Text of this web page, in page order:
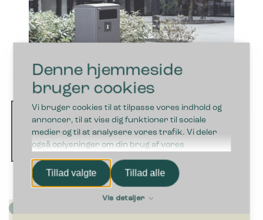
Denne hjemmeside
bruger cookies
Vi bruger cookies til at tilpasse vores indhold og
annoncer, til at vise dig funktioner til sociale
medier og til at analysere vores trafik. Vi deler
også oplysninger om din brug af vores
hjemmeside med vores partnere inden for sociale
medier, annonceringspartnere og
analysepartnere. Vores partnere kan kombinere
disse data med andre oplysninger, du har givet
Tillad valgte Tillad alle
Vis detaljer